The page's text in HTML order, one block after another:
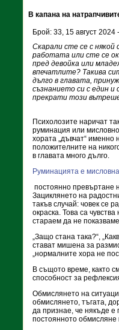
В капана на
Брой: 33, 15 август 2024
Скарали сте се с някой
работата или сте се
пред девойка или
впечатлите? Такива
дълго в главата,
съзнанието си с един и
прекрати този
Психолозите наричат
руминация или
хората „дъвчат“ именно
положителните на
в главата много дълго.
Руминацията е
постоянно превъртане
Зациклянето на
такъв случай: човек се
окраска. Това са
стараем да не
„Защо стана така?“,
стават мишена за
„нормалните хора не
В същото време, както
способност за
Обмислянето на
обмислянето, тъгата,
да признае, че някъде е
постоянното обмисляне